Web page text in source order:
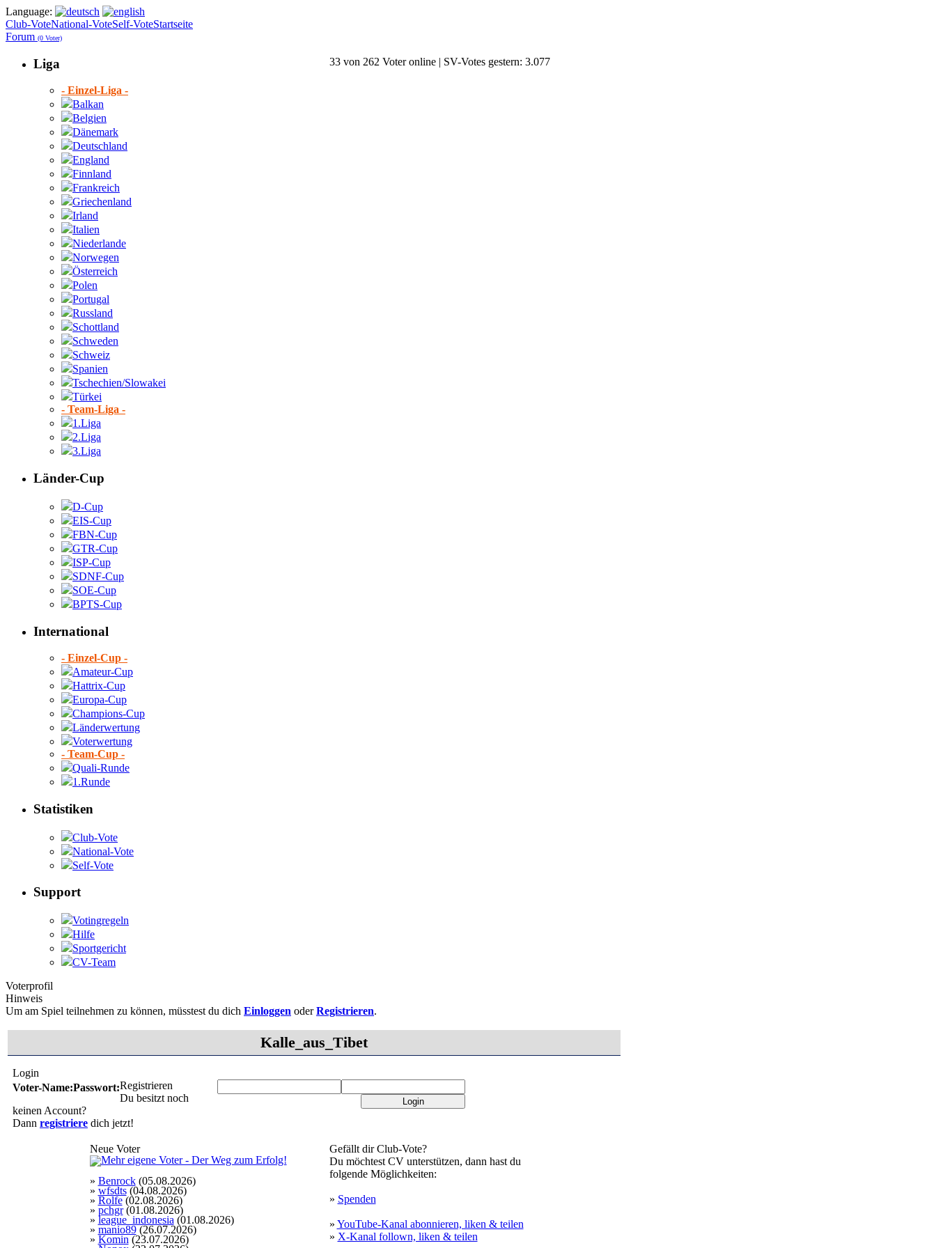
Language:
33 von 262 Voter online | SV-Votes gestern: 3.077
Club-VoteNational-VoteSelf-VoteStartseite
Forum (0 Voter)
Liga
- Einzel-Liga -
Balkan
Belgien
Dänemark
Deutschland
England
Finnland
Frankreich
Griechenland
Irland
Italien
Niederlande
Norwegen
Österreich
Polen
Portugal
Russland
Schottland
Schweden
Schweiz
Spanien
Tschechien/Slowakei
Türkei
- Team-Liga -
1.Liga
2.Liga
3.Liga
Länder-Cup
D-Cup
EIS-Cup
FBN-Cup
GTR-Cup
ISP-Cup
SDNF-Cup
SOE-Cup
BPTS-Cup
International
- Einzel-Cup -
Amateur-Cup
Hattrix-Cup
Europa-Cup
Champions-Cup
Länderwertung
Voterwertung
- Team-Cup -
Quali-Runde
1.Runde
Statistiken
Club-Vote
National-Vote
Self-Vote
Support
Votingregeln
Hilfe
Sportgericht
CV-Team
Voterprofil
Hinweis
Um am Spiel teilnehmen zu können, müsstest du dich Einloggen oderRegistrieren.
Kalle_aus_Tibet
Login
Voter-Name:Passwort:Registrieren
Du besitzt noch
keinen Account?
Dann registriere dich jetzt!
Neue Voter
» Benrock(05.08.2026)
» wfsdts(04.08.2026)
» Rolfe(02.08.2026)
» pchgr(01.08.2026)
» league_indonesia (01.08.2026)
» manio89(26.07.2026)
» Komin (23.07.2026)
Gefällt dir Club-Vote?
Du möchtest CV unterstützen, dann hast du
folgende Möglichkeiten:
» Spenden
» YouTube-Kanal abonnieren, liken & teilen
» X-Kanal follown, liken & teilen